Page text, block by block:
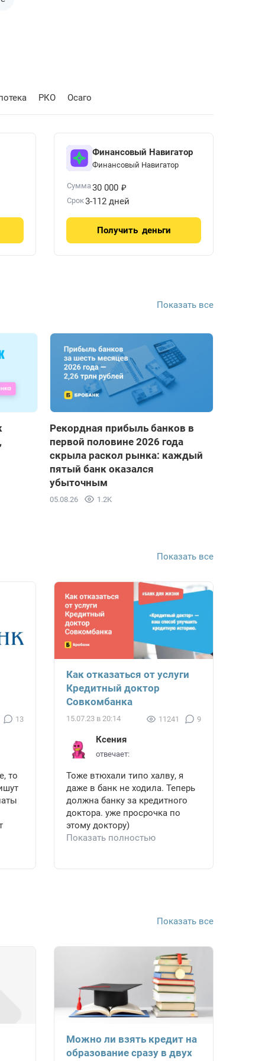
РКО Осаго
Финансовый Навигатор
Финансовый Навигатор
Сумма30 000 ₽
Срок3-112 дней
Получить деньги
Показать все
Рекордная прибыль банков в
первой половине 2026 года
скрыла раскол рынка: каждый
пятый банк оказался
убыточным
05.08.26 1.2K
Показать все
13
то
Как отказаться от услуги
Кредитный доктор
Совкомбанка
15.07.23 в 20:14 11241 9
Ксения
отвечает:
Тоже втюхали типо халву, я
даже в банк не ходила. Теперь
должна банку за кредитного
доктора. уже просрочка по
этому доктору)
Показать полностью
Показать все
Можно ли взять кредит на
образование сразу в двух